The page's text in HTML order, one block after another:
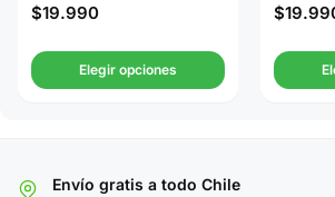
$19.990
Elegir opciones
$
Envío gratis a todo Chile